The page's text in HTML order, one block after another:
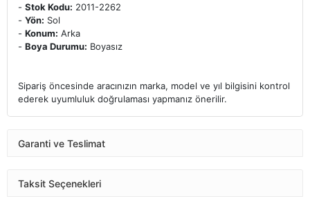
- Stok Kodu: 2011-2262
- Yön: Sol
- Konum: Arka
- Boya Durumu: Boyasız
Sipariş öncesinde aracınızın marka, model ve yıl bilgisini kontrol
ederek uyumluluk doğrulaması yapmanız önerilir.
Garanti ve Teslimat
Taksit Seçenekleri